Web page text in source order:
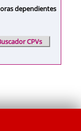
dependientes